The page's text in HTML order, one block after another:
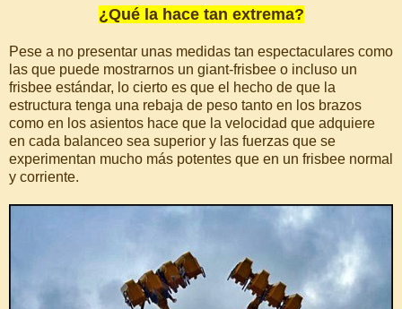
¿Qué la hace tan extrema?
Pese a no presentar unas medidas tan espectaculares como
las que puede mostrarnos un giant-frisbee o incluso un
frisbee estándar, lo cierto es que el hecho de que la
estructura tenga una rebaja de peso tanto en los brazos
como en los asientos hace que la velocidad que adquiere
en cada balanceo sea superior y las fuerzas que se
experimentan mucho más potentes que en un frisbee normal
y corriente.